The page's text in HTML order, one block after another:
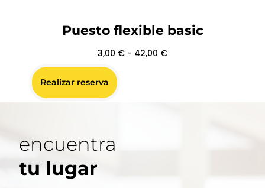
Puesto flexible basic
3,00 € - 42,00 €
Realizar reserva
encuentra
tu lugar